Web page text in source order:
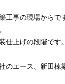
工事の現場からで
仕上げの段階です
のエース、新田棟